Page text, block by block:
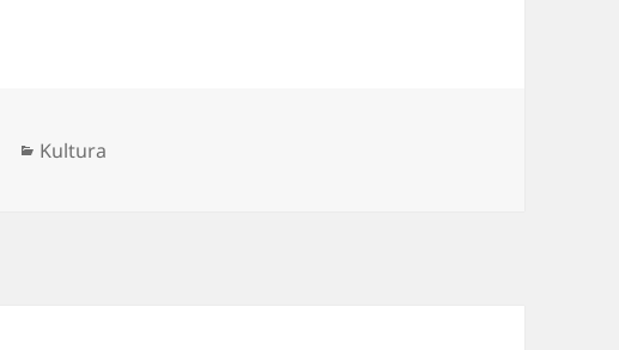
Kategorie
Kultura